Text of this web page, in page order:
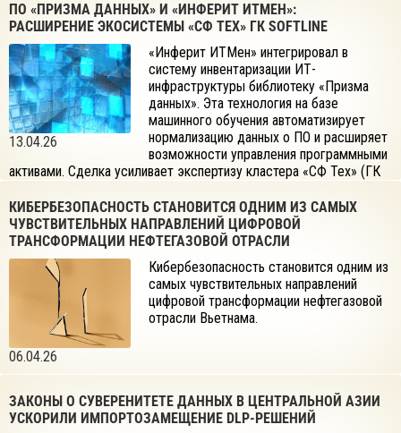
ПО «ПРИЗМА ДАННЫХ» И «ИНФЕРИТ ИТМЕН»:
РАСШИРЕНИЕ ЭКОСИСТЕМЫ «СФ ТЕХ» ГК SOFTLINE
13.04.26
«Инферит ИТМен» интегрировал в
систему инвентаризации ИТ-
инфраструктуры библиотеку «Призма
данных». Эта технология на базе
машинного обучения автоматизирует
нормализацию данных о ПО и расширяет
возможности управления программными
активами. Сделка усиливает экспертизу кластера «СФ Тех» (ГК
корпоративного и промышленного секторов.
КИБЕРБЕЗОПАСНОСТЬ СТАНОВИТСЯ ОДНИМ ИЗ САМЫХ
ЧУВСТВИТЕЛЬНЫХ НАПРАВЛЕНИЙ ЦИФРОВОЙ
ТРАНСФОРМАЦИИ НЕФТЕГАЗОВОЙ ОТРАСЛИ
06.04.26
Кибербезопасность становится одним из
самых чувствительных направлений
цифровой трансформации нефтегазовой
отрасли Вьетнама.
ЗАКОНЫ О СУВЕРЕНИТЕТЕ ДАННЫХ В ЦЕНТРАЛЬНОЙ АЗИИ
УСКОРИЛИ ИМПОРТОЗАМЕЩЕНИЕ DLP-РЕШЕНИЙ